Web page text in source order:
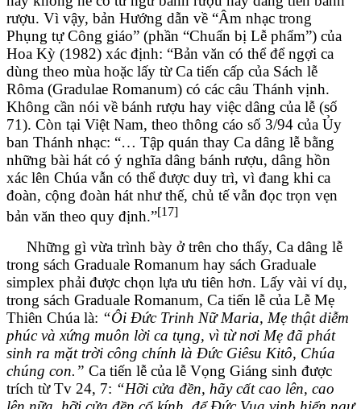
rượu. Vì vậy, bản Hướng dẫn về “Âm nhạc trong
Phụng tự Công giáo” (phần “Chuẩn bị Lễ phẩm”) của
Hoa Kỳ (1982) xác định: “Bản văn có thể để ngợi ca
dùng theo mùa hoặc lấy từ Ca tiến cấp của Sách lễ
Rôma (Gradulae Romanum) có các câu Thánh vịnh.
Không cần nói về bánh rượu hay việc dâng của lễ (số
71). Còn tại Việt Nam, theo thông cáo số 3/94 của Ủy
ban Thánh nhạc: “… Tập quán thay Ca dâng lễ bằng
những bài hát có ý nghĩa dâng bánh rượu, dâng hồn
xác lên Chúa vẫn có thể được duy trì, vì đang khi ca
đoàn, cộng đoàn hát như thế, chủ tế vẫn đọc trọn vẹn
bản văn theo quy định.”[17]
Những gì vừa trình bày ở trên cho thấy, Ca dâng lễ
trong sách Graduale Romanum hay sách Graduale
simplex phải được chọn lựa ưu tiên hơn. Lấy vài ví dụ,
trong sách Graduale Romanum, Ca tiến lễ của Lễ Mẹ
Thiên Chúa là: “Ôi Đức Trinh Nữ Maria, Mẹ thật diễm
phúc và xứng muôn lời ca tụng, vì từ nơi Mẹ đã phát
sinh ra mặt trời công chính là Đức Giêsu Kitô, Chúa
chúng con.” Ca tiến lễ của lễ Vọng Giáng sinh được
trích từ Tv 24, 7: “Hỡi cửa đền, hãy cất cao lên, cao